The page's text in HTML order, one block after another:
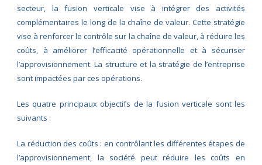
secteur, la fusion verticale vise à intégrer des activités
complémentaires le long de la chaîne de valeur. Cette stratégie
vise à renforcer le contrôle sur la chaîne de valeur, à réduire les
coûts, à améliorer l’efficacité opérationnelle et à sécuriser
l’approvisionnement. La structure et la stratégie de l’entreprise
sont impactées par ces opérations.
Les quatre principaux objectifs de la fusion verticale sont les
suivants :
La réduction des coûts : en contrôlant les différentes étapes de
l’approvisionnement, la société peut réduire les coûts en